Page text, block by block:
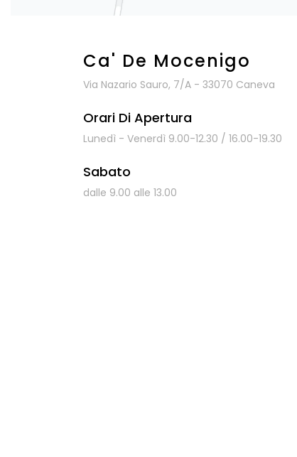
Ca' De Mocenigo
Via Nazario Sauro, 7/A - 33070 Caneva
Orari Di Apertura
Lunedì - Venerdì 9.00-12.30 / 16.00-19.30
Sabato
dalle 9.00 alle 13.00